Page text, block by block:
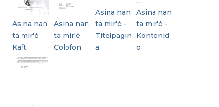
Asina nan
ta mir'é -
Kaft
Asina nan
ta mir'é -
Colofon
Asina nan
ta mir'é -
Titelpagin
a
Asina nan
ta mir'é -
Kontenid
o